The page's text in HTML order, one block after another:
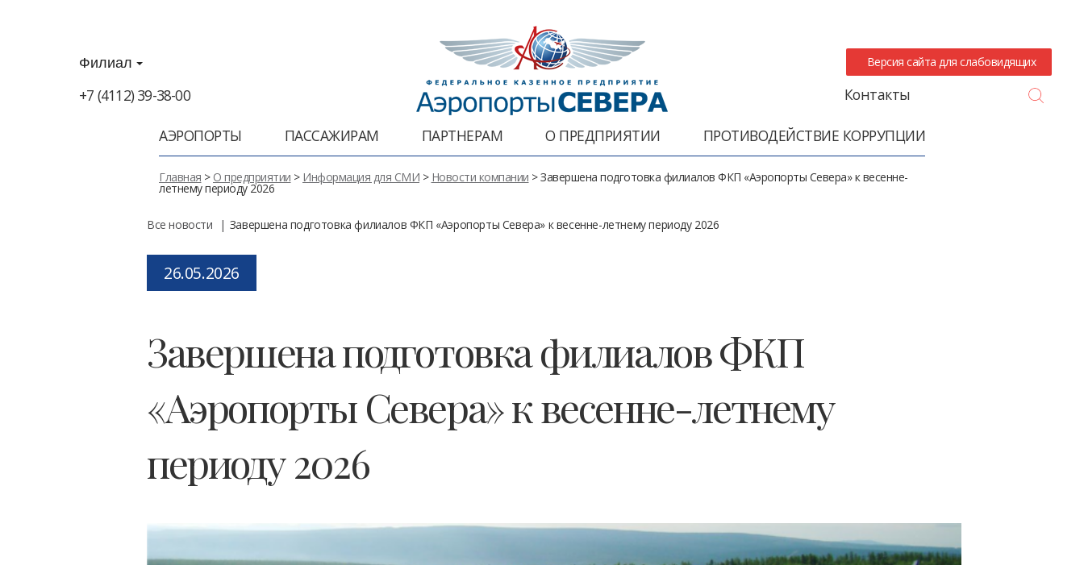
Филиал
+7 (4112) 39-38-00
Версия сайта для слабовидящих
Контакты
АЭРОПОРТЫ ПАССАЖИРАМ ПАРТНЕРАМ О ПРЕДПРИЯТИИ ПРОТИВОДЕЙСТВИЕ КОРРУПЦИИ
Главная > О предприятии > Информация для СМИ > Новости компании > Завершена подготовка филиалов ФКП «Аэропорты Севера» к весенне-
летнему периоду 2026
Все новости Завершена подготовка филиалов ФКП «Аэропорты Севера» к весенне-летнему периоду 2026
Posted
26.05.2026
Завершена подготовка филиалов ФКП
«Аэропорты Севера» к весенне-летнему
периоду 2026